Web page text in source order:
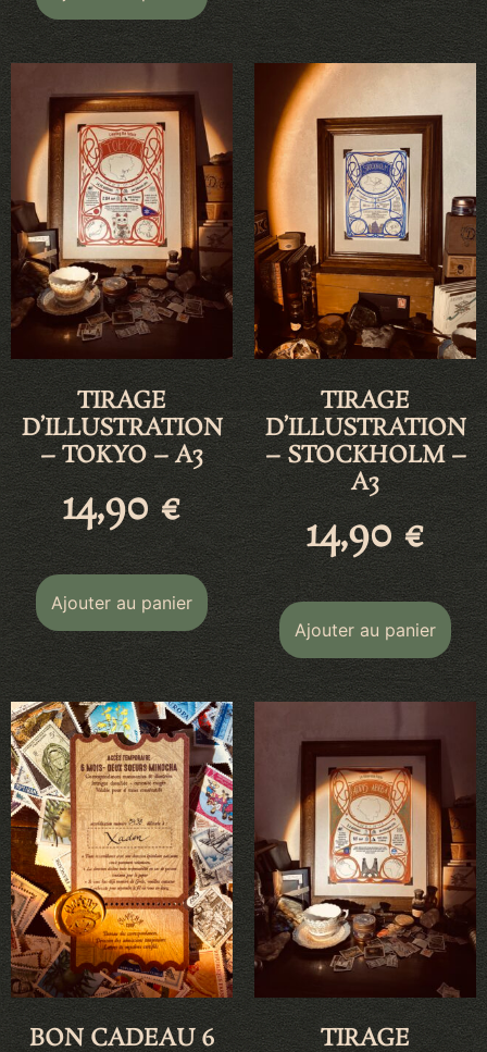
TIRAGE
D’ILLUSTRATION
– TOKYO – A3
14,90€
Ajouter au panier
TIRAGE
D’ILLUSTRATION
– STOCKHOLM –
A3
14,90€
Ajouter au panier
BON CADEAU 6
TIRAGE